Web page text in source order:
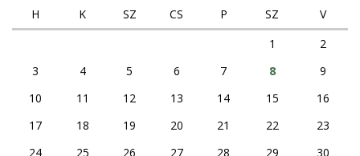
H
K SZ CS P SZ
V
1
2
3
4 5 6 7 8
9
10
11 12 13 14 15
16
17
18 19 20 21 22
23
24
25 26 27 28 29
30